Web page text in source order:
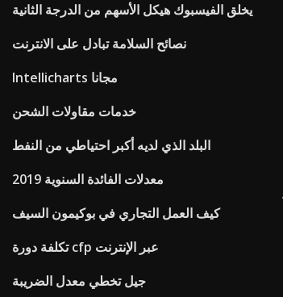
يخلق الفيسبوك هيكل الأسهم من الدرجة الثانية
نصائح السلامة تبادل على الانترنت
Intellicharts مجانا
خدمات مقاولات الشحن
البلد الذي لديه أكبر احتياطي من النفط
معدلات الفائدة السنوية 2019
كيف العمل التجاري في بوكيمون السيف
تكلفة دورة cfp عبر الإنترنت
جيل تخطي معدل الضريبة